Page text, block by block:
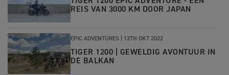
REIS VAN 3000 KM DOOR JAPAN
EPIC ADVENTURES | 12TH OKT 2022
TIGER 1200 | GEWELDIG AVONTUUR IN
DE BALKAN